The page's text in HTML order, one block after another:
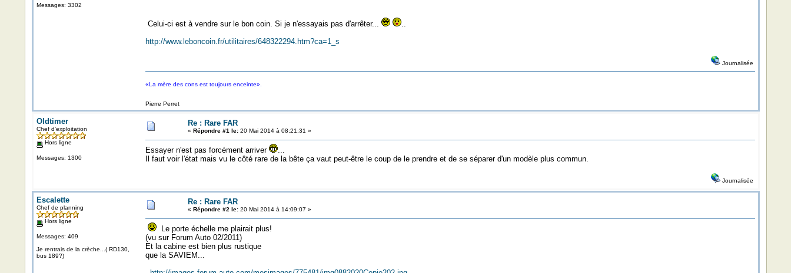
Messages: 3302
Celui-ci est à vendre sur le bon coin. Si je n'essayais pas d'arrêter...
..
http://www.leboncoin.fr/utilitaires/648322294.htm?ca=1_s
Journalisée
«La mère des cons est toujours enceinte».
Pierre Perret
Oldtimer
Chef d'exploitation
Hors ligne
Messages: 1300
Re : Rare FAR
« Répondre #1 le:20 Mai 2014 à 08:21:31 »
Essayer n'est pas forcément arriver
...
Il faut voir l'état mais vu le côté rare de la bête ça vaut peut-être le coup de le prendre et de se séparer d'un modèle plus commun.
Journalisée
Escalette
Chef de planning
Hors ligne
Messages: 409
Je rentrais de la crèche...( RD130,
bus 189?)
Re : Rare FAR
« Répondre #2 le:20 Mai 2014 à 14:09:07 »
Le porte échelle me plairait plus!
(vu sur Forum Auto 02/2011)
Et la cabine est bien plus rustique
que la SAVIEM...